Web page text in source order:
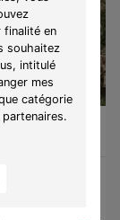
finalité en
souhaitez
intitulé
mes
catégorie
de 130 500 €